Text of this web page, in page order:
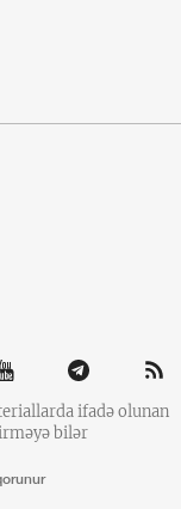
ifadə olunan
bilər